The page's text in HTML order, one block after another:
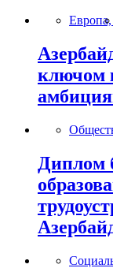
Европа,
ключом
Диплом